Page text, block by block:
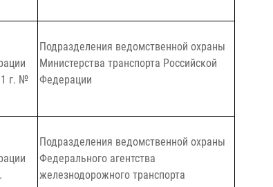
г. №
Подразделения ведомственной охраны
Министерства транспорта Российской
Федерации
Подразделения ведомственной охраны
Федерального агентства
железнодорожного транспорта